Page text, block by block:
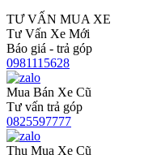
TƯ VẤN MUA XE
Tư Vấn Xe Mới
Báo giá - trả góp
0981115628
Mua Bán Xe Cũ
Tư vấn trả góp
0825597777
Thu Mua Xe Cũ